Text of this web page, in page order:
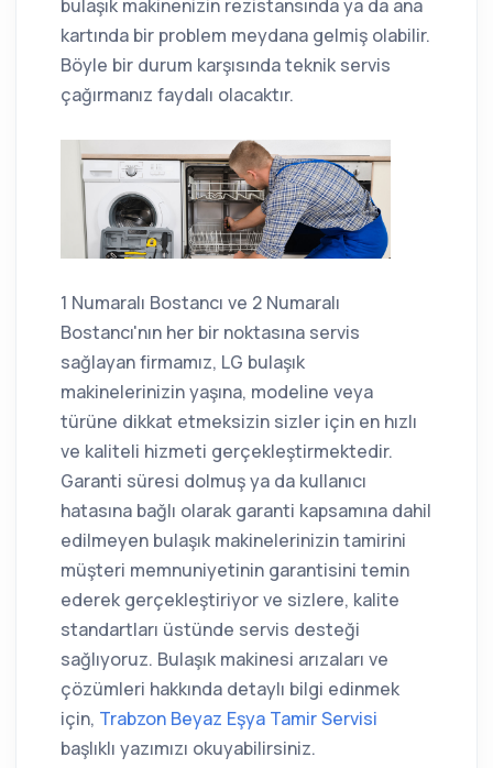
bulaşık makinenizin rezistansında ya da ana
kartında bir problem meydana gelmiş olabilir.
Böyle bir durum karşısında teknik servis
çağırmanız faydalı olacaktır.
1 Numaralı Bostancı ve 2 Numaralı
Bostancı'nın her bir noktasına servis
sağlayan firmamız, LG bulaşık
makinelerinizin yaşına, modeline veya
türüne dikkat etmeksizin sizler için en hızlı
ve kaliteli hizmeti gerçekleştirmektedir.
Garanti süresi dolmuş ya da kullanıcı
hatasına bağlı olarak garanti kapsamına dahil
edilmeyen bulaşık makinelerinizin tamirini
müşteri memnuniyetinin garantisini temin
ederek gerçekleştiriyor ve sizlere, kalite
standartları üstünde servis desteği
sağlıyoruz. Bulaşık makinesi arızaları ve
çözümleri hakkında detaylı bilgi edinmek
için, Trabzon Beyaz Eşya Tamir Servisi
başlıklı yazımızı okuyabilirsiniz.